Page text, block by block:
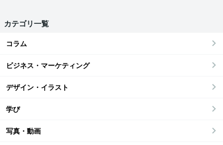
カテゴリ一覧
コラム
ビジネス・マーケティング
デザイン・イラスト
学び
写真・動画